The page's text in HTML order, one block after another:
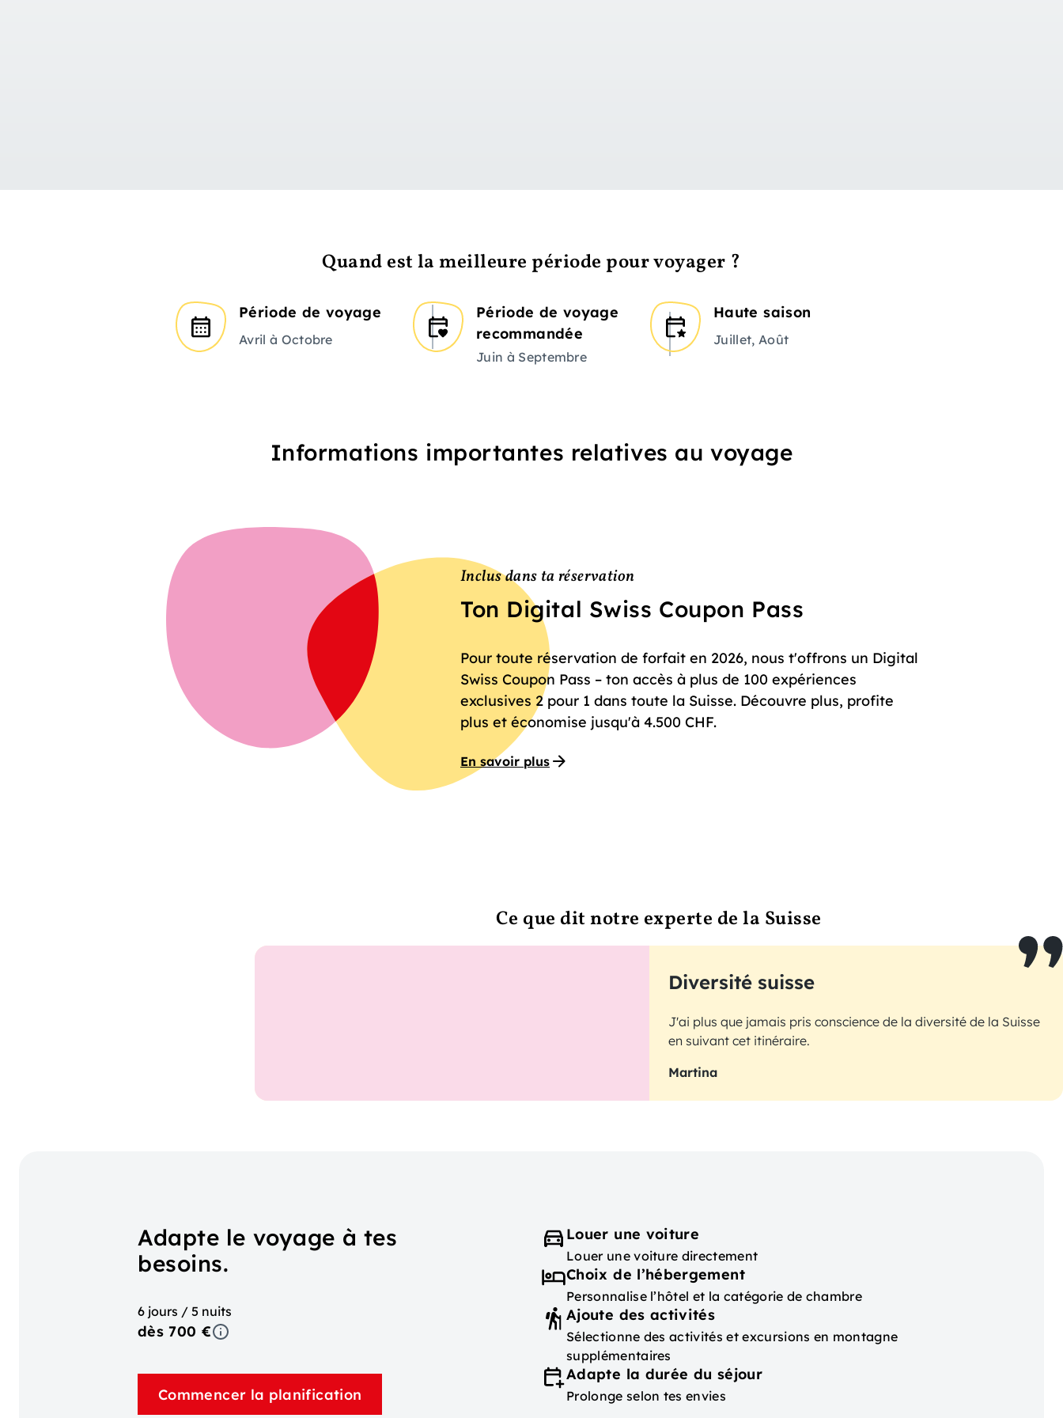
Quand est la meilleure période pour voyager ?
Période de voyage
Avril à Octobre
Période de voyage
recommandée
Juin à Septembre
Haute saison
Juillet, Août
Informations importantes relatives au voyage
Inclus dans ta réservation
Ton Digital Swiss Coupon Pass
Pour toute réservation de forfait en 2026, nous t'offrons un Digital
Swiss Coupon Pass – ton accès à plus de 100 expériences
exclusives 2 pour 1 dans toute la Suisse. Découvre plus, profite
plus et économise jusqu'à 4.500 CHF.
En savoir plus
Ce que dit notre experte de la Suisse
Diversité suisse
J'ai plus que jamais pris conscience de la diversité de la Suisse
en suivant cet itinéraire.
Martina
Adapte le voyage à tes
besoins.
6 jours / 5 nuits
dès 700 €
Commencer la planification
Louer une voiture
Louer une voiture directement
Choix de l’hébergement
Personnalise l’hôtel et la catégorie de chambre
Ajoute des activités
Sélectionne des activités et excursions en montagne
supplémentaires
Adapte la durée du séjour
Prolonge selon tes envies